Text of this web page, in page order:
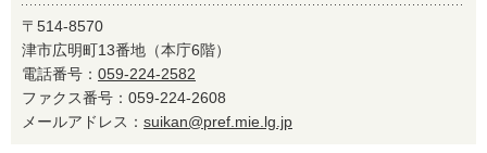
〒514-8570
津市広明町13番地（本庁6階）
電話番号： 059-224-2582
ファクス番号：059-224-2608
メールアドレス： suikan@pref.mie.lg.jp